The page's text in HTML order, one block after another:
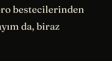
bestecilerinden
da, biraz